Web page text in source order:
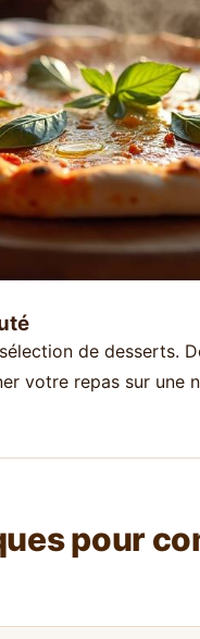
de desserts.
votre repas sur une
pour